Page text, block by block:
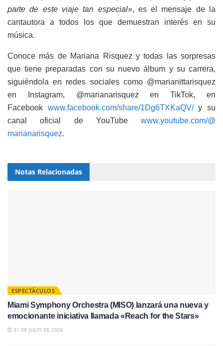
parte de este viaje tan especial», es el mensaje de la
cantautora a todos los que demuestran interés en su
música.
Conoce más de Mariana Risquez y todas las sorpresas
que tiene preparadas con su nuevo álbum y su carrera,
siguiéndola en redes sociales como @marianittarisquez
en Instagram, @marianarisquez en TikTok, en
Facebook www.facebook.com/share/1Dg6TXKaQV/y su
canal oficial de YouTube www.youtube.com/@
marianarisquez.
Notas Relacionadas
ESPECTÁCULOS
Miami Symphony Orchestra (MISO) lanzará una nueva y
emocionante iniciativa llamada «Reach for the Stars»
31 DE JULIO DE 2026